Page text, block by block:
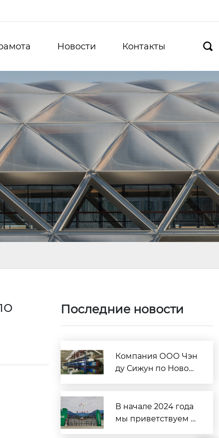
Новости Контакты 
Последние новости
Компания ООО Чэн
ду Сижун по Новом
ных конструкций и
других строительн
В начале 2024 года
мы приветствуем у